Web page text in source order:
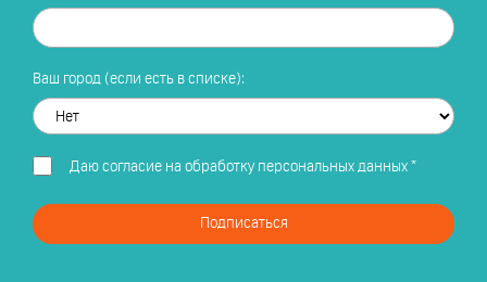
Ваш город (если есть в списке):
Даю согласие на обработку персональных данных*
Подписаться